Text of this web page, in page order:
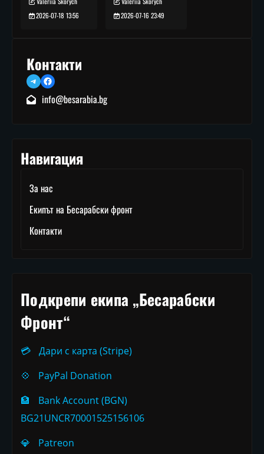
2026-07-18 13:56
2026-07-16 23:49
Контакти
TelegramFacebook
info@besarabia.bg
Навигация
За нас
Екипът на Бесарабски фронт
Контакти
Подкрепи екипа „Бесарабски
Фронт“
💳
Дари с карта (Stripe)
💠
PayPal Donation
🏦
Bank Account (BGN)
BG21UNCR70001525156106
💎
Patreon